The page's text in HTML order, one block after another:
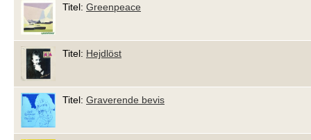
Titel: Greenpeace
Titel: Hejdlöst
Titel: Graverende bevis